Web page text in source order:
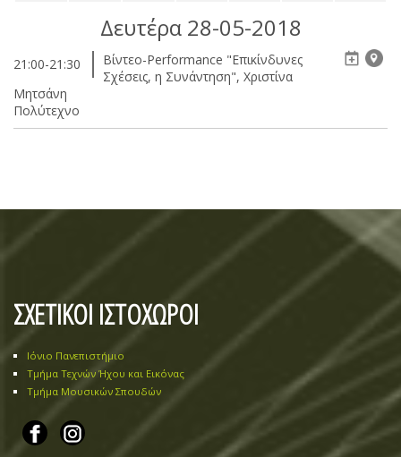
Δευτέρα 28-05-2018
21:00-21:30
Βίντεο-Performance "Επικίνδυνες
Σχέσεις, η Συνάντηση", Χριστίνα
Μητσάνη
Πολύτεχνο
ΣΧΕΤΙΚΟΙ ΙΣΤΟΧΩΡΟΙ
Ιόνιο Πανεπιστήμιο
Τμήμα Τεχνών Ήχου και Εικόνας
Τμήμα Μουσικών Σπουδών